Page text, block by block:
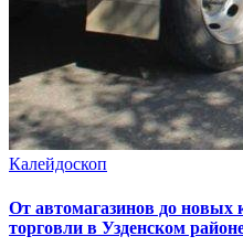
Калейдоскоп
От автомагазинов до
торговли в Узденском